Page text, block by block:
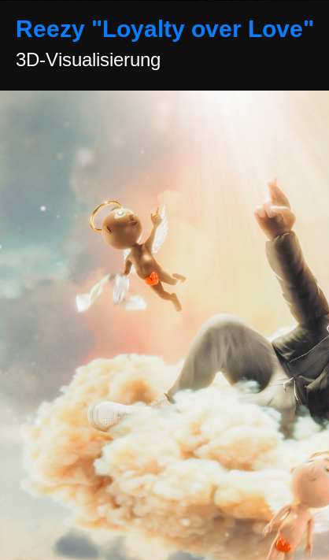
Reezy "Loyalty over Love"
3D-Visualisierung